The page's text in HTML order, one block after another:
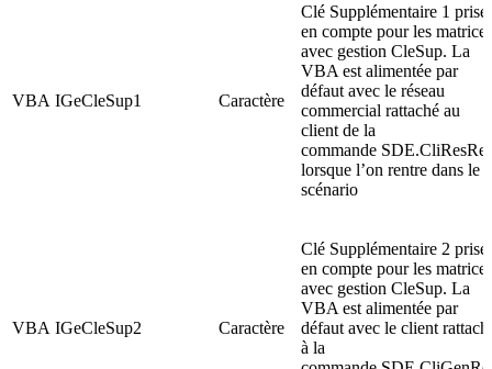
VBA IGeCleSup1 Caractère
Clé Supplémentaire 1 prise
en compte pour les matrices
avec gestion CleSup. La
VBA est alimentée par
défaut avec le réseau
commercial rattaché au
client de la
commande
lorsque l’on rentre dans le
scénario
VBA IGeCleSup2 Caractère
Clé Supplémentaire 2 prise
en compte pour les matrices
avec gestion CleSup. La
VBA est alimentée par
défaut avec le client
à la